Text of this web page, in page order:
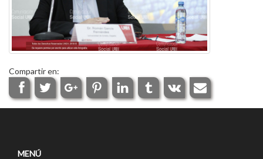
Compartir en:
MENÚ